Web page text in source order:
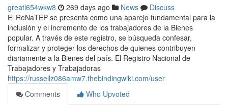
greatl654wkw8 269 days ago News
Discuss
El⁣ ReNaTEP se presenta como ‍una ⁣aparejo fundamental para la
inclusión y el incremento de los trabajadores de la Bienes
popular. ⁣A través de este registro,⁣ se búsqueda confesar,
formalizar y proteger los derechos de quienes contribuyen
diariamente a la Bienes del país. El Registro Nacional de
Trabajadores y Trabajadoras
https://russellz086amw7.thebindingwiki.com/user
Comments
Who Upvoted